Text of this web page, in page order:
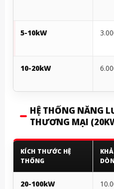
5-10kW
10-20kW
HỆ THỐNG NĂNG
THƯƠNG MẠI
KÍCH THƯỚC HỆ
THỐNG
20-100kW